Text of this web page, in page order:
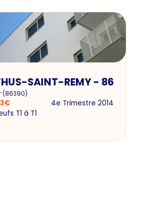
SAINT-REMY - 86
(86390)
€
4e Trimestre 2014
T1 à T1